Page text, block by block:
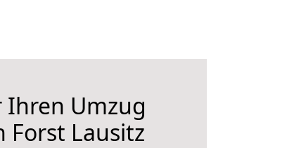
Ihren Umzug
Forst Lausitz